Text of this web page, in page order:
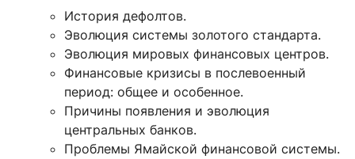
История дефолтов.
Эволюция системы золотого стандарта.
Эволюция мировых финансовых центров.
Финансовые кризисы в послевоенный
период: общее и особенное.
Причины появления и эволюция
центральных банков.
Проблемы Ямайской финансовой системы.